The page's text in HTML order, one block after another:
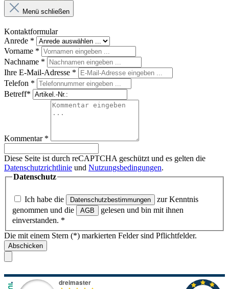
Menü schließen
Kontaktformular
Anrede *
Vorname *
Nachname *
Ihre E-Mail-Adresse *
Telefon *
Betreff*
Kommentar *
Diese Seite ist durch reCAPTCHA geschützt und es gelten die
Datenschutzrichtlinie und Nutzungsbedingungen.
Datenschutz
Ich habe die Datenschutzbestimmungen
zur Kenntnis
genommen und die
AGB
gelesen und bin mit ihnen
einverstanden. *
Die mit einem Stern (*) markierten Felder sind Pflichtfelder.
Abschicken